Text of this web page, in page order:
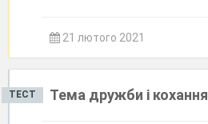
21 лютого 2021
ТЕСТ Тема дружби і кохання